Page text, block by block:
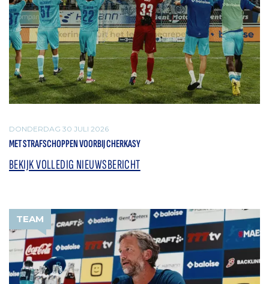
DONDERDAG 30 JULI 2026
MET STRAFSCHOPPEN VOORBIJ CHERKASY
BEKIJK VOLLEDIG NIEUWSBERICHT
TEAM